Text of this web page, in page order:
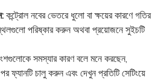
কন্ট্রোল নবের ভেতরে ধুলো বা ক্ষয়ের কারণে গতির
পরিষ্কার করুন অথবা প্রয়োজনে সুইচটি
সমস্যার কারণ বলে মনে করছেন,
ফ্যানটি চালু করুন এবং দেখুন প্রতিটি সেটিংয়ে